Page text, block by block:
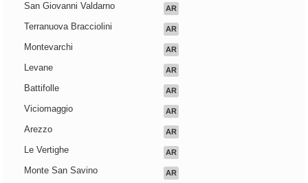
San Giovanni Valdarno AR
Terranuova Bracciolini AR
Montevarchi AR
Levane AR
Battifolle AR
Viciomaggio AR
Arezzo AR
Le Vertighe AR
Monte San Savino AR